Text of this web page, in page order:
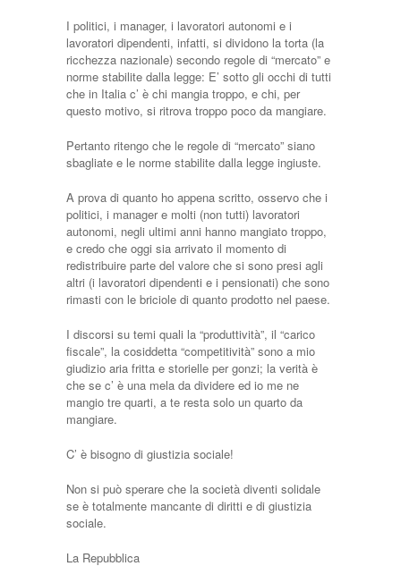
I politici, i manager, i lavoratori autonomi e i
lavoratori dipendenti, infatti, si dividono la torta (la
ricchezza nazionale) secondo regole di “mercato” e
norme stabilite dalla legge: E’ sotto gli occhi di tutti
che in Italia c’ è chi mangia troppo, e chi, per
questo motivo, si ritrova troppo poco da mangiare.
Pertanto ritengo che le regole di “mercato” siano
sbagliate e le norme stabilite dalla legge ingiuste.
A prova di quanto ho appena scritto, osservo che i
politici, i manager e molti (non tutti) lavoratori
autonomi, negli ultimi anni hanno mangiato troppo,
e credo che oggi sia arrivato il momento di
redistribuire parte del valore che si sono presi agli
altri (i lavoratori dipendenti e i pensionati) che sono
rimasti con le briciole di quanto prodotto nel paese.
I discorsi su temi quali la “produttività”, il “carico
fiscale”, la cosiddetta “competitività” sono a mio
giudizio aria fritta e storielle per gonzi; la verità è
che se c’ è una mela da dividere ed io me ne
mangio tre quarti, a te resta solo un quarto da
mangiare.
C’ è bisogno di giustizia sociale!
Non si può sperare che la società diventi solidale
se è totalmente mancante di diritti e di giustizia
sociale.
La Repubblica